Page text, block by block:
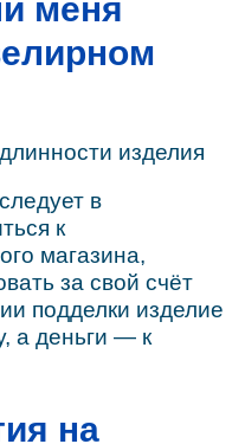
меня
изделия
в
к
магазина,
за свой счёт
подделки изделие
а деньги — к
на